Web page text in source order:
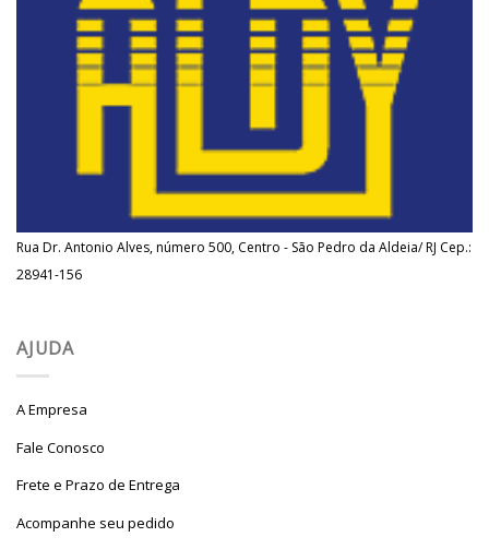
Rua Dr. Antonio Alves, número 500, Centro - São Pedro da Aldeia/ RJ Cep.:
28941-156
AJUDA
A Empresa
Fale Conosco
Frete e Prazo de Entrega
Acompanhe seu pedido